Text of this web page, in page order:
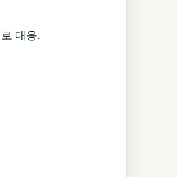
대응.